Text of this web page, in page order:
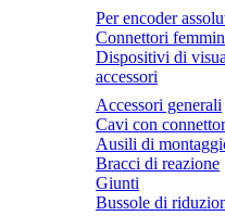
Per encoder
Connettori
Dispositivi di
accessori
Accessori generali
Cavi con
Ausili di
Bracci di reazione
Giunti
Bussole di